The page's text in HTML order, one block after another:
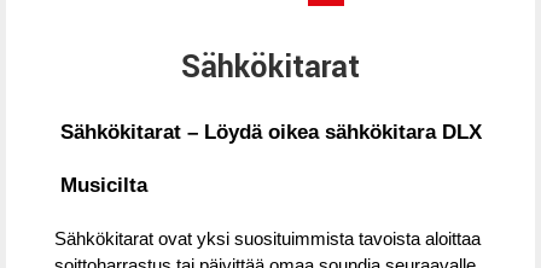
Sähkökitarat
Sähkökitarat – Löydä oikea sähkökitara DLX
Musicilta
Sähkökitarat ovat yksi suosituimmista tavoista aloittaa